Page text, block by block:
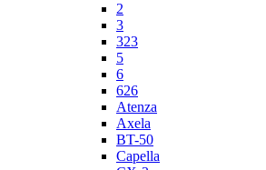
2
3
323
5
6
626
Atenza
Axela
BT-50
Capella